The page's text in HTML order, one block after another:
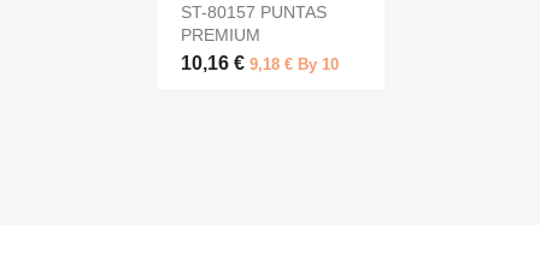
ST-80157 PUNTAS
PREMIUM
10,16 € 9,18 € By 10